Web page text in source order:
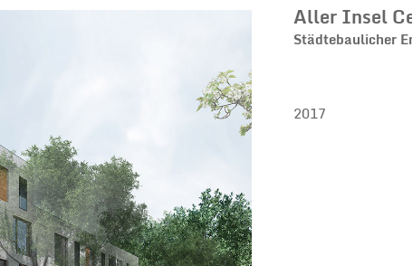
Aller Insel
Städtebaulicher
2017